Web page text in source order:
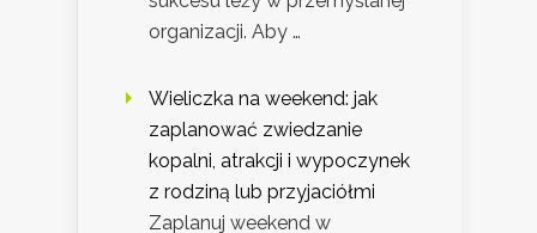
organizacji. Aby …
Wieliczka na weekend: jak
zaplanować zwiedzanie
kopalni, atrakcji i wypoczynek
z rodziną lub przyjaciółmi
Zaplanuj weekend w